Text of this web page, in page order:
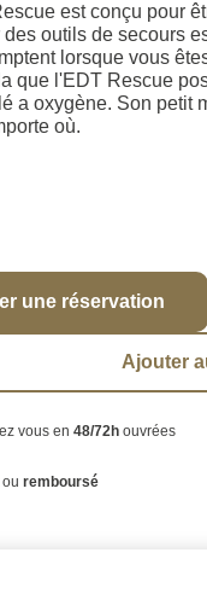
est conçu pour
outils de secours
lorsque vous
que l'EDT Rescue
a oxygène. Son petit
où.
une réservation
Ajouter
vous en48/72h ouvrées
ouremboursé